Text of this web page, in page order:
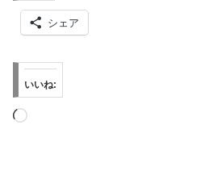
シェア
いいね:
読